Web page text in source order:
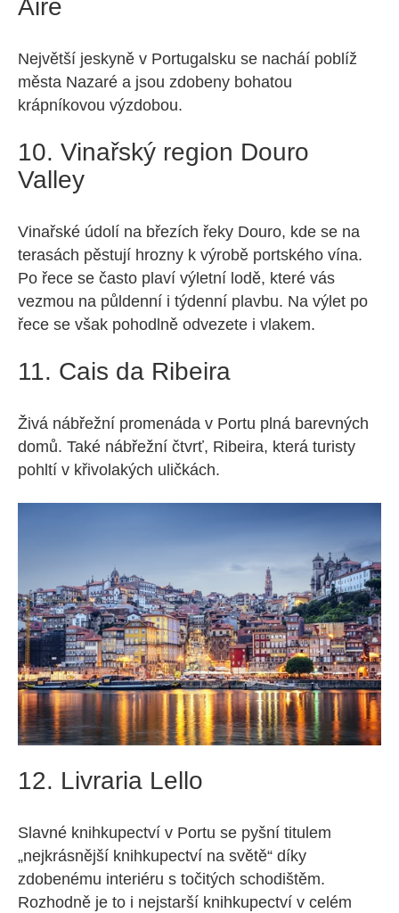
Aire
Největší jeskyně v Portugalsku se nacháí poblíž
města Nazaré a jsou zdobeny bohatou
krápníkovou výzdobou.
10. Vinařský region Douro
Valley
Vinařské údolí na březích řeky Douro, kde se na
terasách pěstují hrozny k výrobě portského vína.
Po řece se často plaví výletní lodě, které vás
vezmou na půldenní i týdenní plavbu. Na výlet po
řece se však pohodlně odvezete i vlakem.
11. Cais da Ribeira
Živá nábřežní promenáda v Portu plná barevných
domů. Také nábřežní čtvrť, Ribeira, která turisty
pohltí v křivolakých uličkách.
12. Livraria Lello
Slavné knihkupectví v Portu se pyšní titulem
„nejkrásnější knihkupectví na světě“ díky
zdobenému interiéru s točitých schodištěm.
Rozhodně je to i nejstarší knihkupectví v celém